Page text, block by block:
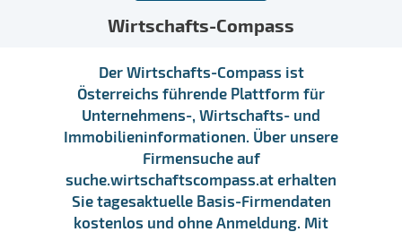
Wirtschafts-Compass
Der Wirtschafts-Compass ist
Österreichs führende Plattform für
Unternehmens-, Wirtschafts- und
Immobilieninformationen. Über unsere
Firmensuche auf
suche.wirtschaftscompass.at erhalten
Sie tagesaktuelle Basis-Firmendaten
kostenlos und ohne Anmeldung. Mit